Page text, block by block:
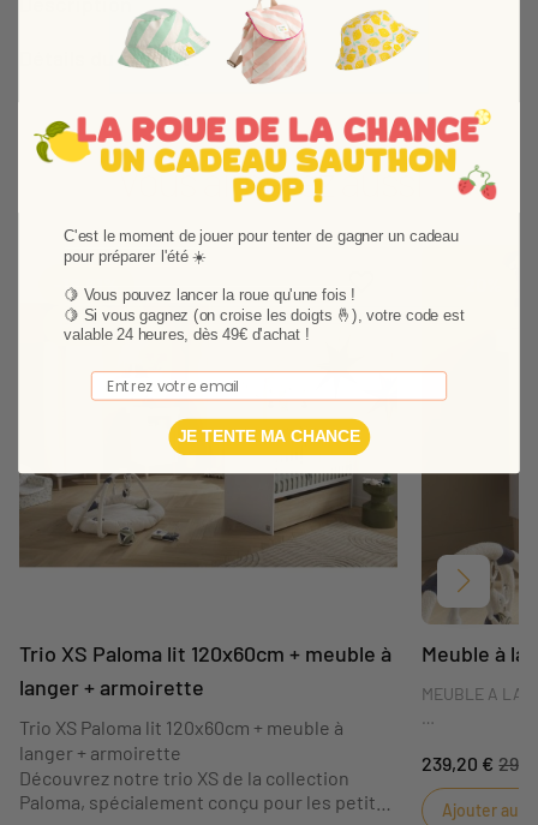
Détails du produit
Vous aimerez aussi
-18,81%
Pack
Trio XS Paloma lit 120x60cm + meuble à
langer + armoirette
Trio XS Paloma lit 120x60cm + meuble à
langer + armoirette
Découvrez notre trio XS de la collection
Paloma, spécialement conçu pour les petits
Meuble à
MEUBLE A
se rencontrent
de rêve.
combine le
239,20 €
Ajouter au
Suivant
C'est le moment de jouer pour tenter de gagner un cadeau
pour préparer l'été ☀️
🍋 Vous pouvez lancer la roue qu'une fois !
🍋 Si vous gagnez (on croise les doigts 🤞), votre code est
valable 24 heures, dès 49€ d'achat !
Email
JE TENTE MA CHANCE